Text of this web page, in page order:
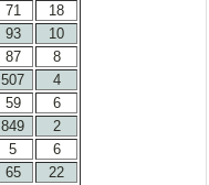
71
18
93
10
87
8
507
4
59
6
849
2
5
6
65
22